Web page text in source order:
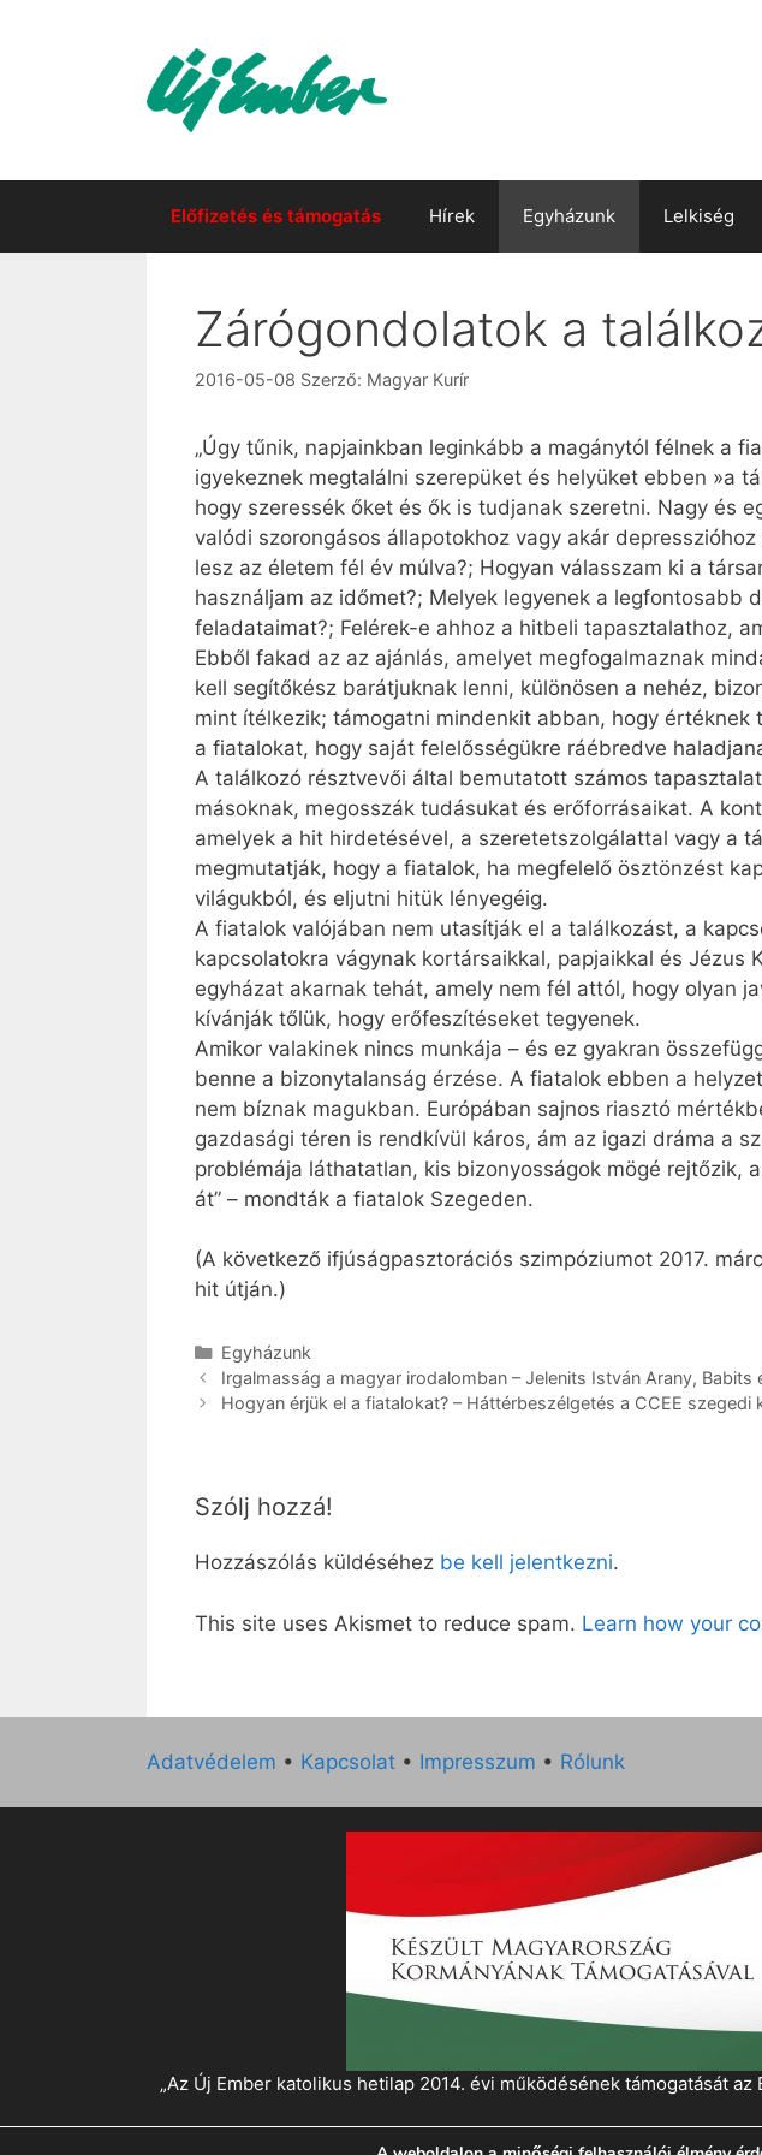
Előfizetés és támogatás Hírek Egyházunk Lelkiség
Zárógondolatok a
2016-05-08 Szerző: Magyar Kurír
„Úgy tűnik, napjainkban leginkább a magánytól félnek a
igyekeznek megtalálni szerepüket és helyüket ebben »a
hogy szeressék őket és ők is tudjanak szeretni. Nagy és
valódi szorongásos állapotokhoz vagy akár
lesz az életem fél év múlva?; Hogyan válasszam ki a
használjam az időmet?; Melyek legyenek a legfontosabb
feladataimat?; Felérek-e ahhoz a hitbeli tapasztalathoz,
Ebből fakad az az ajánlás, amelyet megfogalmaznak
kell segítőkész barátjuknak lenni, különösen a nehéz,
mint ítélkezik; támogatni mindenkit abban, hogy
a fiatalokat, hogy saját felelősségükre ráébredve
A találkozó résztvevői által bemutatott számos
másoknak, megosszák tudásukat és erőforrásaikat. A
amelyek a hit hirdetésével, a szeretetszolgálattal vagy a
megmutatják, hogy a fiatalok, ha megfelelő ösztönzést
világukból, és eljutni hitük lényegéig.
A fiatalok valójában nem utasítják el a találkozást, a
kapcsolatokra vágynak kortársaikkal, papjaikkal és
egyházat akarnak tehát, amely nem fél attól, hogy olyan
kívánják tőlük, hogy erőfeszítéseket tegyenek.
Amikor valakinek nincs munkája – és ez gyakran
benne a bizonytalanság érzése. A fiatalok ebben a
nem bíznak magukban. Európában sajnos riasztó
gazdasági téren is rendkívül káros, ám az igazi dráma a
problémája láthatatlan, kis bizonyosságok mögé rejtőzik,
át” – mondták a fiatalok Szegeden.
(A következő ifjúságpasztorációs szimpóziumot 2017.
hit útján.)
Kategória
Egyházunk
Irgalmasság a magyar irodalomban – Jelenits István Arany,
Hogyan érjük el a fiatalokat? – Háttérbeszélgetés a CCEE szegedi
Szólj hozzá!
Hozzászólás küldéséhez be kell jelentkezni.
This site uses Akismet to reduce spam. Learn how your
Adatvédelem • Kapcsolat • Impresszum • Rólunk
„Az Új Ember katolikus hetilap 2014. évi működésének támogatását